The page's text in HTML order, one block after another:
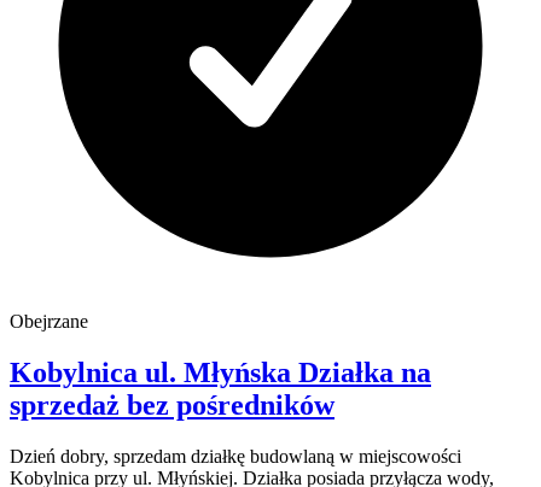
Obejrzane
Kobylnica ul. Młyńska Działka na
sprzedaż bez pośredników
Dzień dobry, sprzedam działkę budowlaną w miejscowości
Kobylnica przy ul. Młyńskiej. Działka posiada przyłącza wody,